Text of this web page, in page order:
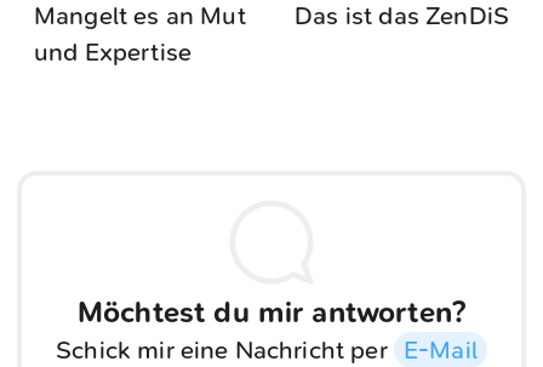
Mangelt es an Mut
und Expertise
Das ist das ZenDiS
Möchtest du mir antworten?
Schick mir eine Nachricht per E-Mail